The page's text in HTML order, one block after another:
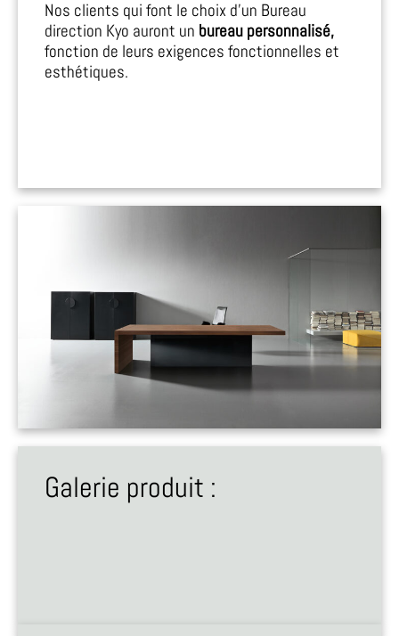
Nos clients qui font le choix d’un Bureau
direction Kyo auront un bureau personnalisé,
fonction de leurs exigences fonctionnelles et
esthétiques.
Galerie produit :